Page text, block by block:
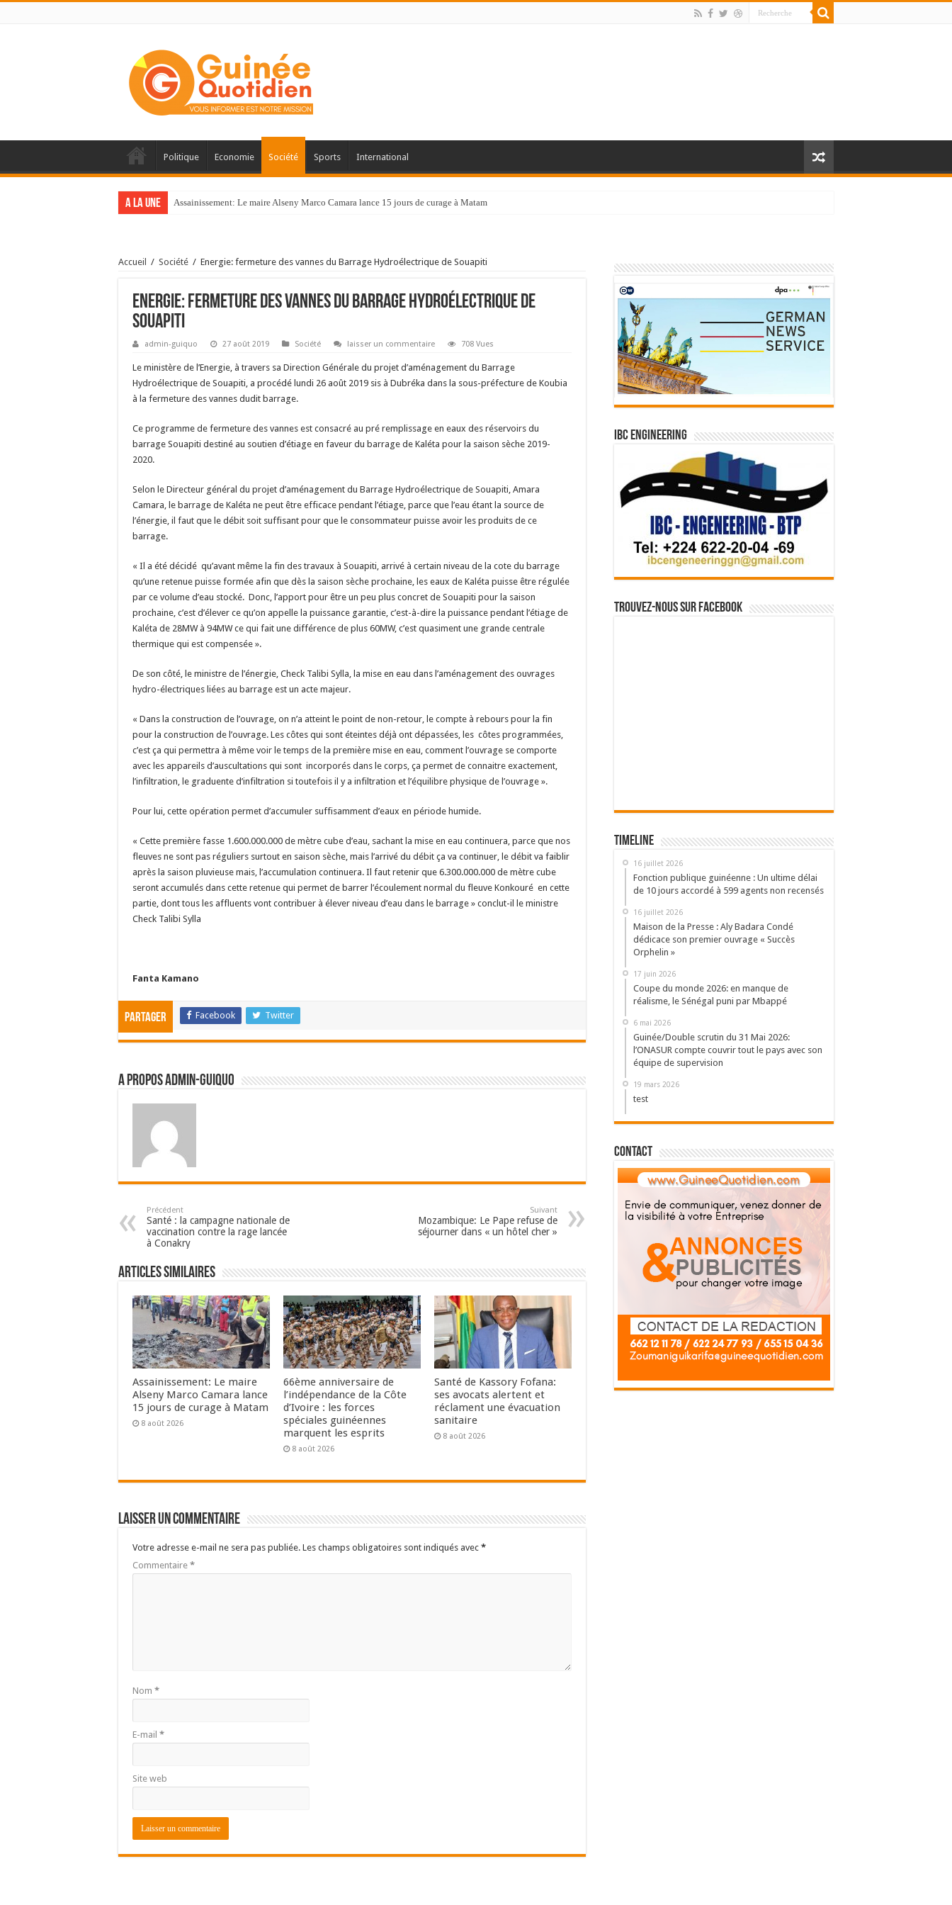
Politique Economie Société Sports International
A la une Assainissement: Le maire Alseny Marco Camara lance 15 jours de curage à Matam
Accueil / Société / Energie: fermeture des vannes du Barrage Hydroélectrique de Souapiti
Energie: fermeture des vannes du Barrage Hydroélectrique de
Souapiti
admin-guiquo 27 août 2019 Société laisser un commentaire 708 Vues
Le ministère de l’Energie, à travers sa Direction Générale du projet d’aménagement du Barrage
Hydroélectrique de Souapiti, a procédé lundi 26 août 2019 sis à Dubréka dans la sous-préfecture de Koubia
à la fermeture des vannes dudit barrage.
Ce programme de fermeture des vannes est consacré au pré remplissage en eaux des réservoirs du
barrage Souapiti destiné au soutien d’étiage en faveur du barrage de Kaléta pour la saison sèche 2019-
2020.
Selon le Directeur général du projet d’aménagement du Barrage Hydroélectrique de Souapiti, Amara
Camara, le barrage de Kaléta ne peut être efficace pendant l’étiage, parce que l’eau étant la source de
l’énergie, il faut que le débit soit suffisant pour que le consommateur puisse avoir les produits de ce
barrage.
« Il a été décidé qu’avant même la fin des travaux à Souapiti, arrivé à certain niveau de la cote du barrage
qu’une retenue puisse formée afin que dès la saison sèche prochaine, les eaux de Kaléta puisse être régulée
par ce volume d’eau stocké. Donc, l’apport pour être un peu plus concret de Souapiti pour la saison
prochaine, c’est d’élever ce qu’on appelle la puissance garantie, c’est-à-dire la puissance pendant l’étiage de
Kaléta de 28MW à 94MW ce qui fait une différence de plus 60MW, c’est quasiment une grande centrale
thermique qui est compensée ».
De son côté, le ministre de l’énergie, Check Talibi Sylla, la mise en eau dans l’aménagement des ouvrages
hydro-électriques liées au barrage est un acte majeur.
« Dans la construction de l’ouvrage, on n’a atteint le point de non-retour, le compte à rebours pour la fin
pour la construction de l’ouvrage. Les côtes qui sont éteintes déjà ont dépassées, les côtes programmées,
c’est ça qui permettra à même voir le temps de la première mise en eau, comment l’ouvrage se comporte
avec les appareils d’auscultations qui sont incorporés dans le corps, ça permet de connaitre exactement,
l’infiltration, le graduente d’infiltration si toutefois il y a infiltration et l’équilibre physique de l’ouvrage ».
Pour lui, cette opération permet d’accumuler suffisamment d’eaux en période humide.
« Cette première fasse 1.600.000.000 de mètre cube d’eau, sachant la mise en eau continuera, parce que nos
fleuves ne sont pas réguliers surtout en saison sèche, mais l’arrivé du débit ça va continuer, le débit va faiblir
après la saison pluvieuse mais, l’accumulation continuera. Il faut retenir que 6.300.000.000 de mètre cube
seront accumulés dans cette retenue qui permet de barrer l’écoulement normal du fleuve Konkouré en cette
partie, dont tous les affluents vont contribuer à élever niveau d’eau dans le barrage » conclut-il le ministre
Check Talibi Sylla
Fanta Kamano
Partager Facebook Twitter
A propos admin-guiquo
Précédent
Santé : la campagne nationale de
vaccination contre la rage lancée
à Conakry
Suivant
Mozambique: Le Pape refuse de
séjourner dans « un hôtel cher »
Articles Similaires
Assainissement: Le maire
Alseny Marco Camara lance
15 jours de curage à Matam
8 août 2026
66ème anniversaire de
l’indépendance de la Côte
d’Ivoire : les forces
spéciales guinéennes
marquent les esprits
8 août 2026
Santé de Kassory Fofana:
ses avocats alertent et
réclament une évacuation
sanitaire
8 août 2026
Laisser un commentaire
Votre adresse e-mail ne sera pas publiée. Les champs obligatoires sont indiqués avec *
Commentaire *
Nom *
E-mail *
Site web
IBC Engineering
Trouvez-nous sur Facebook
Timeline
16 juillet 2026
Fonction publique guinéenne : Un ultime délai
de 10 jours accordé à 599 agents non recensés
16 juillet 2026
Maison de la Presse : Aly Badara Condé
dédicace son premier ouvrage « Succès
Orphelin »
17 juin 2026
Coupe du monde 2026: en manque de
réalisme, le Sénégal puni par Mbappé
6 mai 2026
Guinée/Double scrutin du 31 Mai 2026:
l’ONASUR compte couvrir tout le pays avec son
équipe de supervision
19 mars 2026
test
Contact